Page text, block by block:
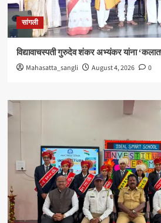
सांगली
विद्यावाचस्पती गुरुदेव शंकर अभ्यंकर यांना
Mahasatta_sangli August 4, 2026 0